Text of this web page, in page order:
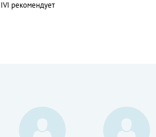
IVI рекомендует